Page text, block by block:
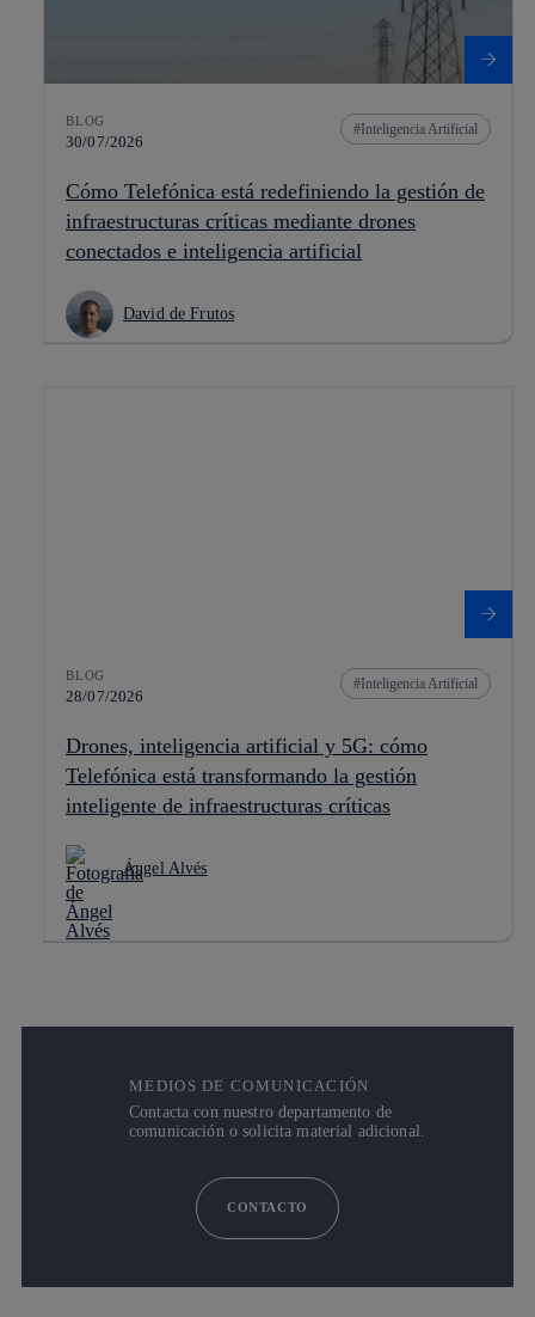
BLOG
30/07/2026
Inteligencia Artificial
Cómo Telefónica está redefiniendo la gestión de
infraestructuras críticas mediante drones
conectados e inteligencia artificial
David de Frutos
BLOG
28/07/2026
Inteligencia Artificial
Drones, inteligencia artificial y 5G: cómo
Telefónica está transformando la gestión
inteligente de infraestructuras críticas
Ángel Alvés
MEDIOS DE COMUNICACIÓN
Contacta con nuestro departamento de
comunicación o solicita material adicional.
CONTACTO